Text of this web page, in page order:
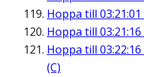
Hoppa till 03:21:01
Hoppa till 03:21:16
Hoppa till 03:22:16
(C)